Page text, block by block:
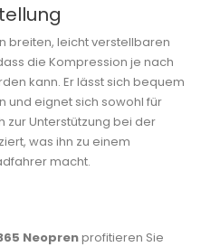
breiten, leicht verstellbaren
die Kompression je nach
kann. Er lässt sich bequem
und eignet sich sowohl für
zur Unterstützung bei der
was ihn zu einem
macht.
Neoprenprofitieren Sie